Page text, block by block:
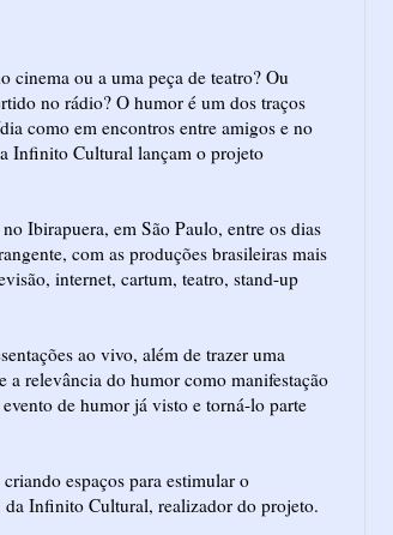
cinema ou a uma peça de teatro? Ou
no rádio? O humor é um dos traços
como em encontros entre amigos e no
Infinito Cultural lançam o projeto
Ibirapuera, em São Paulo, entre os dias
com as produções brasileiras mais
internet, cartum, teatro, stand-up
ao vivo, além de trazer uma
relevância do humor como manifestação
de humor já visto e torná-lo parte
espaços para estimular o
Infinito Cultural, realizador do projeto.